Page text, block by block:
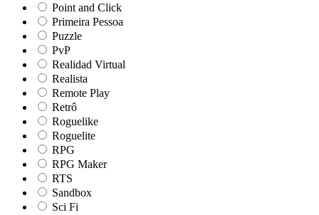
Point and Click
Primeira Pessoa
Puzzle
PvP
Realidad Virtual
Realista
Remote Play
Retrô
Roguelike
Roguelite
RPG
RPG Maker
RTS
Sandbox
Sci Fi